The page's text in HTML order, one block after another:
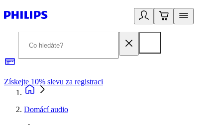
Získejte 10% slevu za registraci
Domácí audio